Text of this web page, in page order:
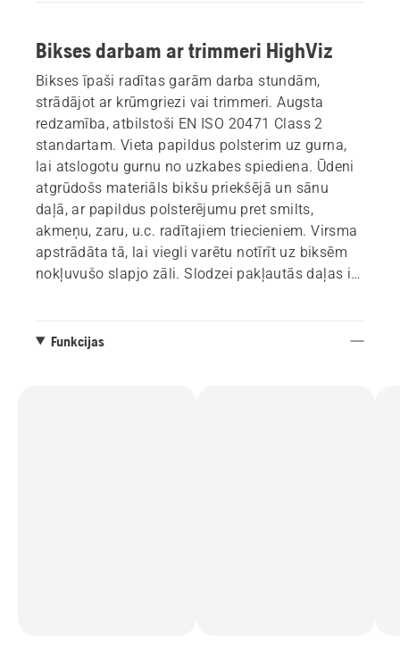
Bikses darbam ar trimmeri HighViz
Bikses īpaši radītas garām darba stundām,
strādājot ar krūmgriezi vai trimmeri. Augsta
redzamība, atbilstoši EN ISO 20471 Class 2
standartam. Vieta papildus polsterim uz gurna,
lai atslogotu gurnu no uzkabes spiediena. Ūdeni
atgrūdošs materiāls bikšu priekšējā un sānu
daļā, ar papildus polsterējumu pret smilts,
akmeņu, zaru, u.c. radītajiem triecieniem. Virsma
apstrādāta tā, lai viegli varētu notīrīt uz biksēm
nokļuvušo slapjo zāli. Slodzei pakļautās daļas ir
nodrošinātu komfortablu darba temperatūru.
Funkcijas